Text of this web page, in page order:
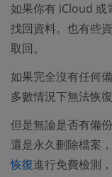
如果你有 iCloud 或
找回資料。也有些
取回。
如果完全沒有任何
多數情況下無法恢復
但是無論是否有備
還是永久刪除檔案
恢復進行免費檢測